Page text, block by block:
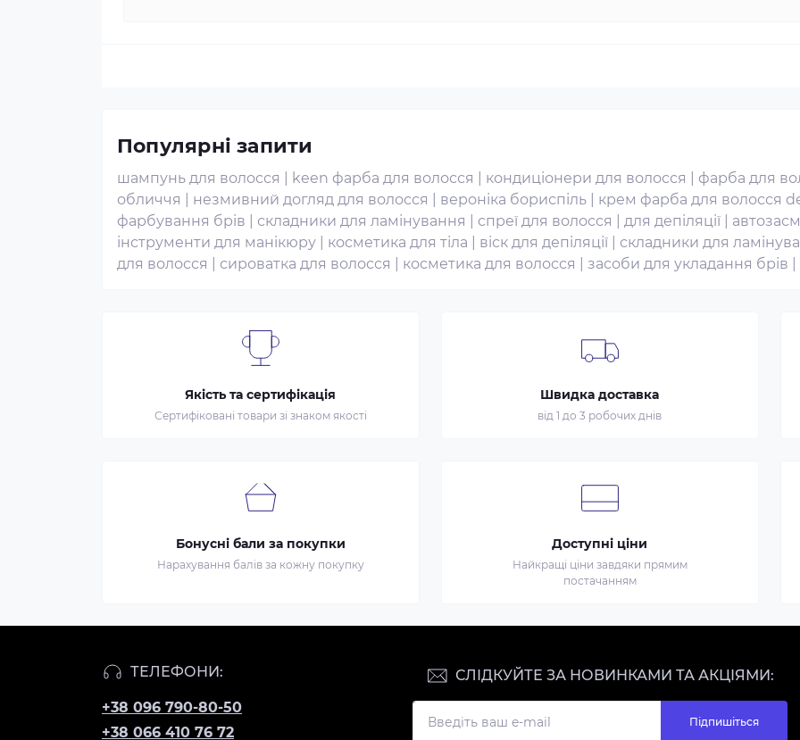
Популярні запити
шампунь для волосся keen фарба для волосся кондиціонери для волосся
фарба для
обличчя
незмивний догляд для волосся вероніка бориспіль
крем фарба для волосся
фарбування брів
складники для ламінування спреї для волосся для депіляції
інструменти для манікюру
косметика для тіла віск для депіляції
складники для
для волосся
сироватка для волосся косметика для волосся засоби для укладання брів
Якість та сертифікація
Сертифіковані товари зі знаком якості
Швидка доставка
від 1 до 3 робочих днів
Бонусні бали за покупки
Нарахування балів за кожну покупку
Доступні ціни
Найкращі ціни завдяки прямим
постачанням
ТЕЛЕФОНИ:
+38 096 790-80-50
+38 066 410 76 72
СЛІДКУЙТЕ ЗА НОВИНКАМИ ТА АКЦІЯМИ:
Підпишіться